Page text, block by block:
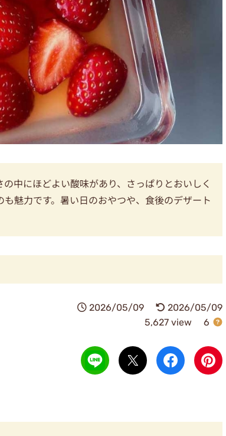
中にほどよい酸味があり、さっぱりとおいしく
魅力です。暑い日のおやつや、食後のデザート
2026/05/09
2026/05/09
5,627 view
6